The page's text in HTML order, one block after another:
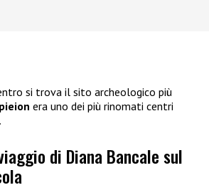
si trova il sito archeologico più
era uno dei più rinomati centri
di Diana Bancale sul